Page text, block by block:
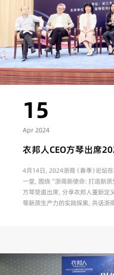
15
Apr 2024
衣邦人CEO方琴出席
4月14日，2024浙商（春季）论坛
一堂，围绕“浙商新使命：打造新
方琴受邀出席，分享衣邦人重新定
等新质生产力的实践探索，共话浙